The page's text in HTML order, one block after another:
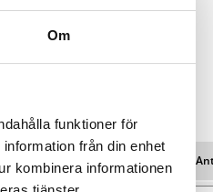
Om
funktioner för
från din enhet
kombinera informationen
Pris/pk
Lager Favoritter